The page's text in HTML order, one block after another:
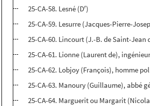
25-CA-58. Lesné (Dr)
25-CA-59. Lesurre (Jacques-Pierre-
25-CA-60. Lincourt (J.-B. de Saint-Jean
25-CA-61. Lionne (Laurent de),
25-CA-62. Lobjoy (François), homme
25-CA-63. Manoury (Guillaume), abbé
25-CA-64. Marguerit ou Margarit